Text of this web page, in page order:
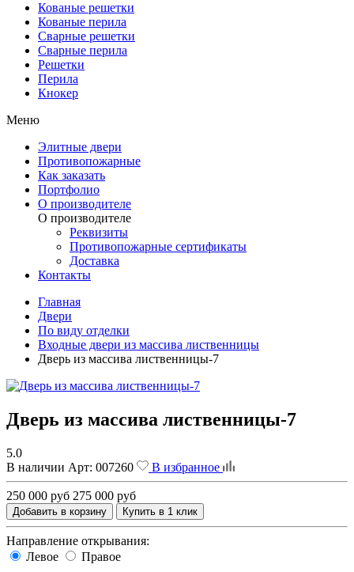
Кованые решетки
Кованые перила
Сварные решетки
Сварные перила
Решетки
Перила
Кнокер
Меню
Элитные двери
Противопожарные
Как заказать
Портфолио
О производителе
О производителе
Реквизиты
Противопожарные сертификаты
Доставка
Контакты
Главная
Двери
По виду отделки
Входные двери из массива лиственницы
Дверь из массива лиственницы-7
Дверь из массива лиственницы-7
5.0
В наличии Арт: 007260 В избранное
250 000 руб 275 000 руб
Добавить в корзину Купить в 1 клик
Направление открывания:
Левое
Правое